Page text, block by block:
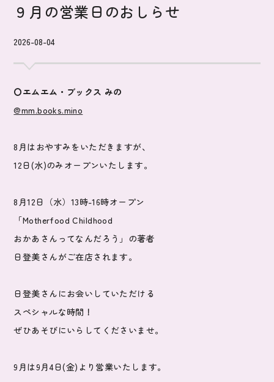
９月の営業日のおしらせ
2026-08-04
〇エムエム・ブックス みの
@mm.books.mino
8月はおやすみをいただきますが、
12日(水)のみオープンいたします。
8月12日（水）13時-16時オープン
「Motherfood Childhood
おかあさんってなんだろう」の著者
日登美さんがご在店されます。
日登美さんにお会いしていただける
スペシャルな時間！
ぜひあそびにいらしてくださいませ。
9月は9月4日(金)より営業いたします。